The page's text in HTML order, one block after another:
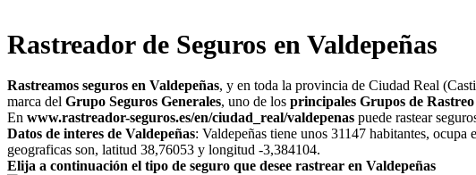
Rastreador de Seguros en Valdepeñas
Rastreamos seguros en Valdepeñas, y en toda la provincia de Ciudad Real
marca del Grupo Seguros Generales, uno de los principales Grupos de
En www.rastreador-seguros.es/en/ciudad_real/valdepenas puede rastear
Datos de interes de Valdepeñas: Valdepeñas tiene unos 31147 habitantes,
geograficas son, latitud 38,76053 y longitud -3,384104.
Elija a continuación el tipo de seguro que desee rastrear en Valdepeñas